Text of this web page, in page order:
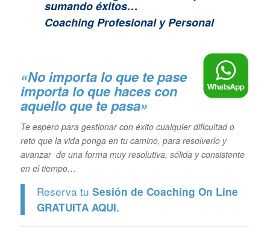
sumando éxitos…
Coaching Profesional y Personal
«No importa lo que te pase
importa lo que haces con
aquello que te pasa»
Te espero para gestionar con éxito cualquier dificultad o
reto que la vida ponga en tu camino, para resolverlo y
avanzar de una forma muy resolutiva, sólida y consistente
en el tiempo…
Reserva tu Sesión de Coaching On Line
GRATUITA AQUI.